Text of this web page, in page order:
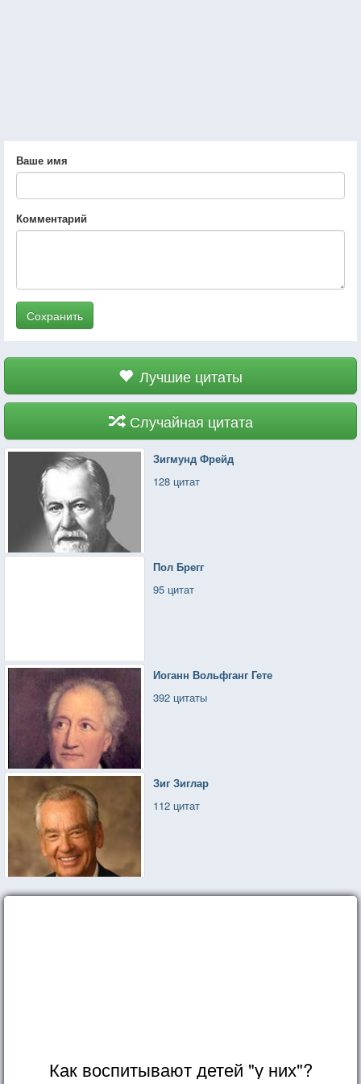
Ваше имя
Комментарий
Сохранить
Лучшие цитаты
Случайная цитата
Зигмунд Фрейд
128 цитат
Пол Брегг
95 цитат
Иоганн Вольфганг Гете
392 цитаты
Зиг Зиглар
112 цитат
Как воспитывают детей "у них"?